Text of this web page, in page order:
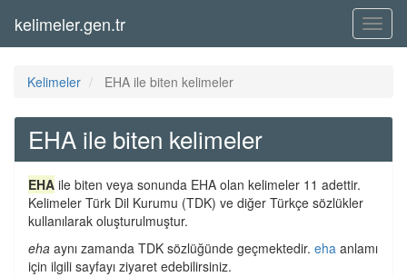
Menü
kelimeler.gen.tr
Kelimeler EHA ile biten kelimeler
EHA ile biten kelimeler
EHA ile biten veya sonunda EHA olan kelimeler 11 adettir.
Kelimeler Türk Dil Kurumu (TDK) ve diğer Türkçe sözlükler
kullanılarak oluşturulmuştur.
eha aynı zamanda TDK sözlüğünde geçmektedir. eha anlamı
için ilgili sayfayı ziyaret edebilirsiniz.